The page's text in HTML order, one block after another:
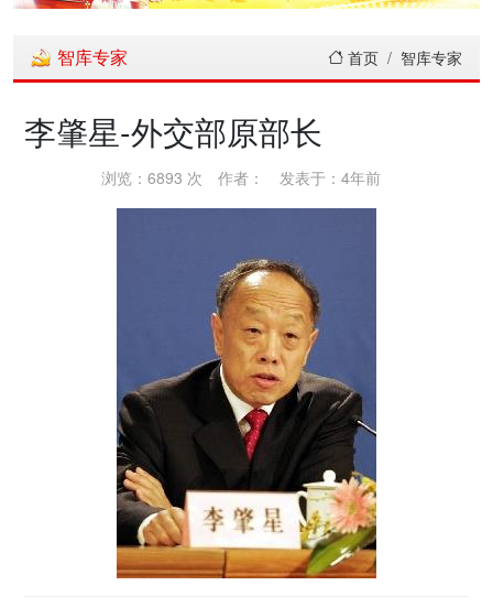
传播党建理论
传递党的声音
智库专家 首页 智库专家
李肇星-外交部原部长
浏览：6893 次 作者： 发表于：4年前